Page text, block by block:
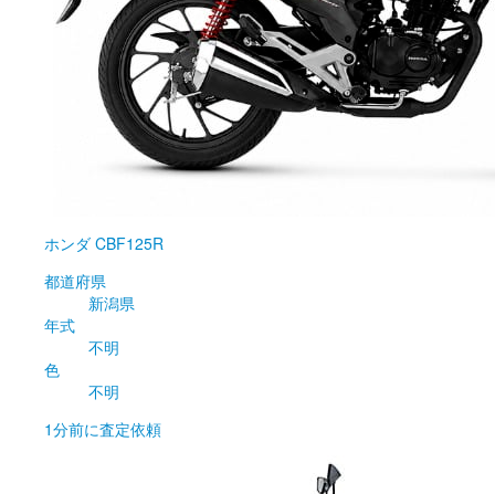
ホンダ CBF125R
都道府県
新潟県
年式
不明
色
不明
1分前に査定依頼